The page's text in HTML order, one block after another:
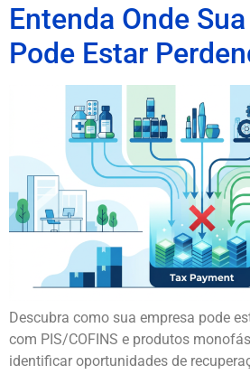
Entenda Onde
Pode Estar
Descubra como sua empresa pode
com PIS/COFINS e produtos
identificar oportunidades de